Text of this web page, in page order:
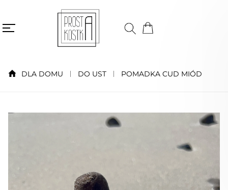
DLA DOMU DO UST POMADKA CUD MIÓD